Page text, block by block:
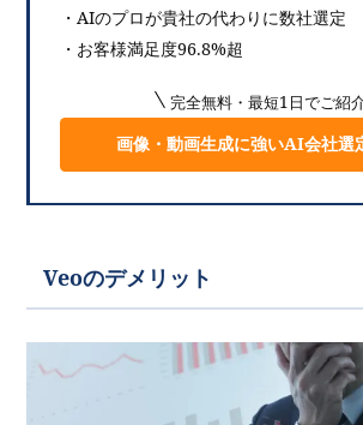
・AIのプロが貴社の代わりに数社選定
・お客様満足度96.8%超
完全無料・最短1日でご紹
画像・動画生成に強いAI会社選
Veoのデメリット